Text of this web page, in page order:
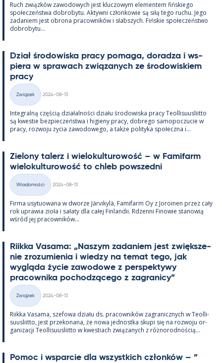
Ruch związków zawo­dowych jest kluczowym ele­men­tem fińs­kiego
społeczeństwa do­bro­bytu. Ak­tywni człon­kowie są siłą tego ruchu. Jego
za­da­niem jest obrona pracow­ników i słabszych. Fińs­kie społeczeństwo
do­bro­bytu...
Dział śro­dowiska pracy po­maga, do­radza i ws­
piera w sprawach związa­nych ze śro­dowis­kiem
pracy
Kategorie
Związek
2024-08-13
In­te­gralną częścią działal­ności działu śro­dowiska pracy Teol­li­suus­liitto
są kwes­tie bez­pieczeństwa i hi­gieny pracy, dobrego sa­mo­poczucie w
pracy, rozwoju życia zawo­dowego, a także po­li­tyka społeczna i...
Zie­lony ta­lerz i wie­lo­kul­tu­rowość – w Fa­mi­farm
wie­lo­kul­tu­rowość to ch­leb powszedni
Kategorie
Wiadomości
2024-08-13
Firma usy­tuowana w dworze Jär­vi­kylä, Fa­mi­farm Oy z Jo­roi­nen przez cały
rok uprawia zioła i sałaty dla całej Fin­lan­dii. Rdzenni Fi­nowie sta­nowią
wśród jej pracow­ników...
Riikka Va­sama: „Naszym za­da­niem jest zwiększe­
nie zrozu­mie­nia i wiedzy na te­mat tego, jak
wygląda życie zawo­dowe z pers­pek­tywy
pracow­nika poc­hodzącego z za­gra­nicy”
Kategorie
Związek
2024-08-13
Riikka Va­sama, sze­fowa działu ds. pracow­ników za­gra­nicz­nych w Teol­li­
suus­liitto, jest prze­ko­nana, że nowa jed­nostka skupi się na rozwoju or­
ga­nizacji Teol­li­suus­liitto w kwes­tiach związa­nych z róż­no­rod­nością...
Po­moc i ws­parcie dla wszyst­kich członków – ”